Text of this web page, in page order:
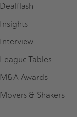
Dealflash
Insights
Interview
League Tables
M&A Awards
Movers & Shakers